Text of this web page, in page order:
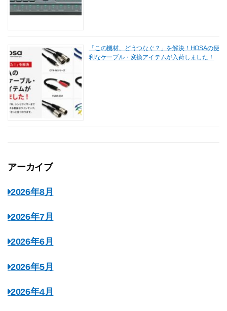
「この機材、どうつなぐ？」を解決！HOSAの便
利なケーブル・変換アイテムが入荷しました！
アーカイブ
2026年8月
2026年7月
2026年6月
2026年5月
2026年4月